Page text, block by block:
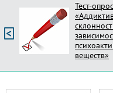
Тест-
веществ»